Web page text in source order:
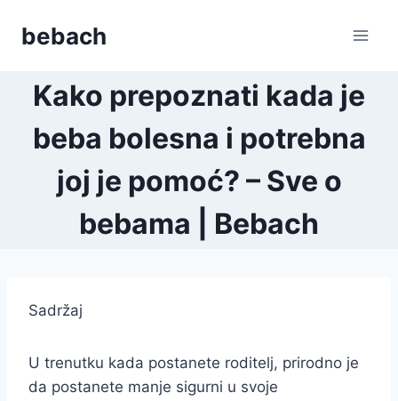
bebach
Kako prepoznati kada je
beba bolesna i potrebna
joj je pomoć? – Sve o
bebama | Bebach
Sadržaj
U trenutku kada postanete roditelj, prirodno je
da postanete manje sigurni u svoje